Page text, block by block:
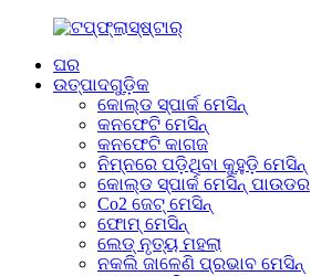
ଘର
ଉତ୍ପାଦଗୁଡ଼ିକ
କୋଲ୍ଡ ସ୍ପାର୍କ ମେସିନ୍
କନଫେଟି ମେସିନ୍
କନଫେଟି କାଗଜ
ନିମ୍ନରେ ପଡ଼ିଥିବା କୁହୁଡ଼ି ମେସିନ୍
କୋଲ୍ଡ ସ୍ପାର୍କ ମେସିନ୍ ପାଉଡର
Co2 ଜେଟ୍ ମେସିନ୍
ଫୋମ୍ ମେସିନ୍
ଲେଡ୍ ନୃତ୍ୟ ମହଲା
ନକଲି ଜାଳେଣି ପ୍ରଭାବ ମେସିନ୍